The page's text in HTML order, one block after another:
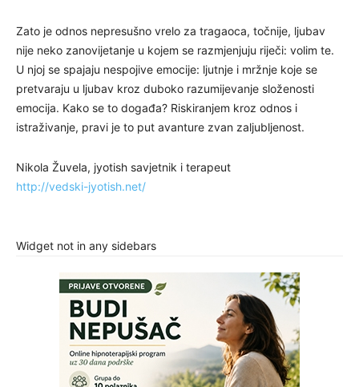
Zato je odnos nepresušno vrelo za tragaoca, točnije, ljubav
nije neko zanovijetanje u kojem se razmjenjuju riječi: volim te.
U njoj se spajaju nespojive emocije: ljutnje i mržnje koje se
pretvaraju u ljubav kroz duboko razumijevanje složenosti
emocija. Kako se to događa? Riskiranjem kroz odnos i
istraživanje, pravi je to put avanture zvan zaljubljenost.
Nikola Žuvela, jyotish savjetnik i terapeut
http://vedski-jyotish.net/
Widget not in any sidebars